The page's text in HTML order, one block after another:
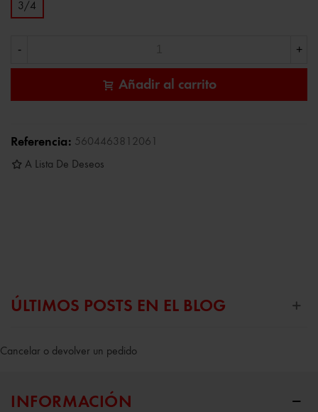
3/4
- +
Añadir al carrito
Referencia: 5604463812061
A Lista De Deseos
ÚLTIMOS POSTS EN EL BLOG
Cancelar o devolver un pedido
INFORMACIÓN